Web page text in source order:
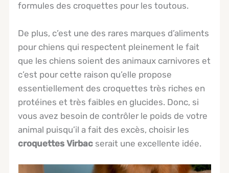
formules des croquettes pour les toutous.
De plus, c’est une des rares marques d’aliments
pour chiens qui respectent pleinement le fait
que les chiens soient des animaux carnivores et
c’est pour cette raison qu’elle propose
essentiellement des croquettes très riches en
protéines et très faibles en glucides. Donc, si
vous avez besoin de contrôler le poids de votre
animal puisqu’il a fait des excès, choisir les
croquettes Virbac serait une excellente idée.